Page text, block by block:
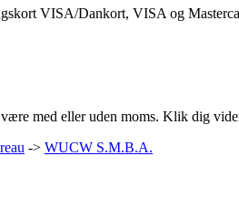
med eller uden moms. Klik dig
-> WUCW S.M.B.A.